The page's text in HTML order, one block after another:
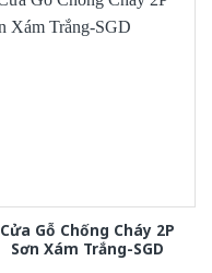
Cửa Gỗ Chống Cháy 2P
Sơn Xám Trắng-SGD